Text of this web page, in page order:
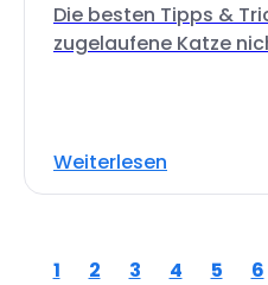
Die besten Tipps &
zugelaufene Katze
Weiterlesen
1 2 3 4 5 6